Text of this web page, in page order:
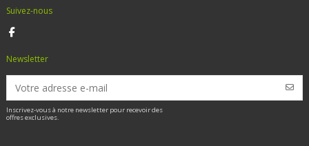
Suivez-nous
Newsletter
Inscrivez-vous à notre newsletter pour recevoir des
offres exclusives.